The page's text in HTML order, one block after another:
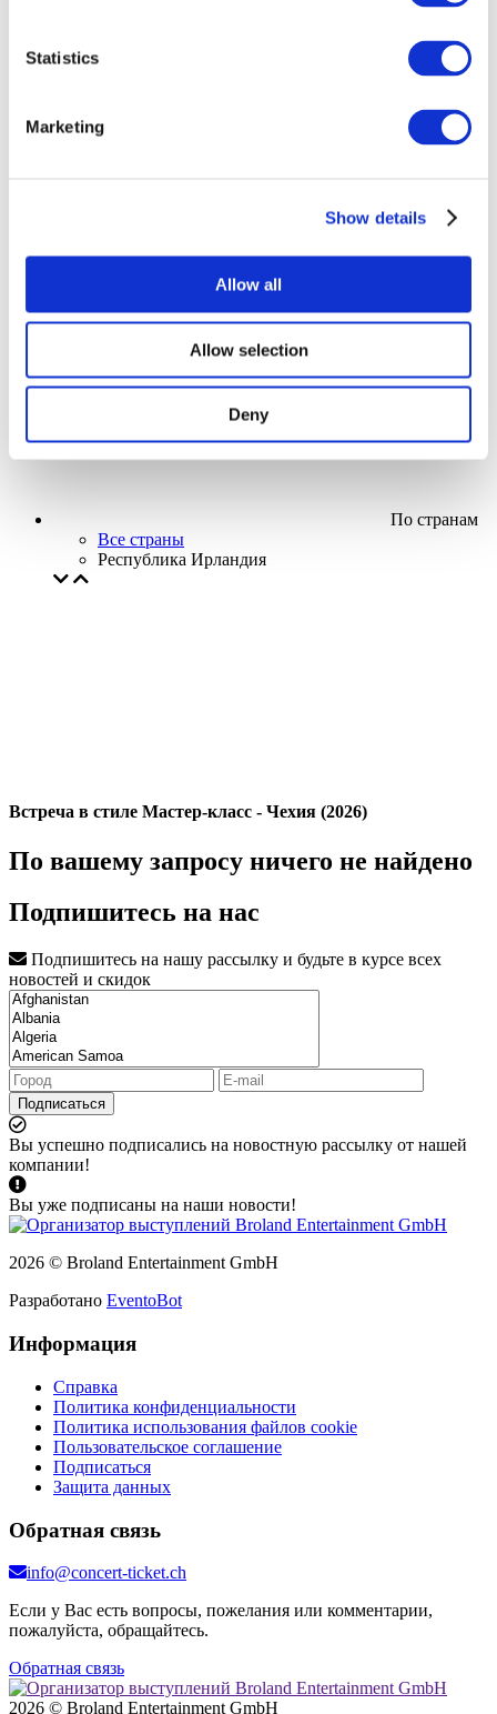
Statistics
Marketing
Show details
Allow all
Allow selection
Deny
Творческий вечер
Наше спецпредложение
Применить
По странам
Все страны
Республика Ирландия
Встреча в стиле Мастер-класс - Чехия (2026)
По вашему запросу ничего не найдено
Подпишитесь на нас
Подпишитесь на нашу рассылку и будьте в курсе всех
новостей и скидок
Подписаться
Вы успешно подписались на новостную рассылку от нашей
компании!
Вы уже подписаны на наши новости!
2026 © Broland Entertainment GmbH
Разработано EventoBot
Информация
Справка
Политика конфиденциальности
Политика использования файлов cookie
Пользовательское соглашение
Подписаться
Защита данных
Обратная связь
info@concert-ticket.ch
Если у Вас есть вопросы, пожелания или комментарии,
пожалуйста, обращайтесь.
Обратная связь
2026 © Broland Entertainment GmbH